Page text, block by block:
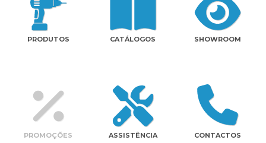
Contactos
PRODUTOS CATÁLOGOS SHOWROOM
PROMOÇÕES ASSISTÊNCIA CONTACTOS